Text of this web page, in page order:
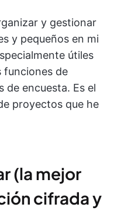
y gestionar
y pequeños en mi
útiles
funciones de
de encuesta. Es el
proyectos que he
(la mejor
cifrada y